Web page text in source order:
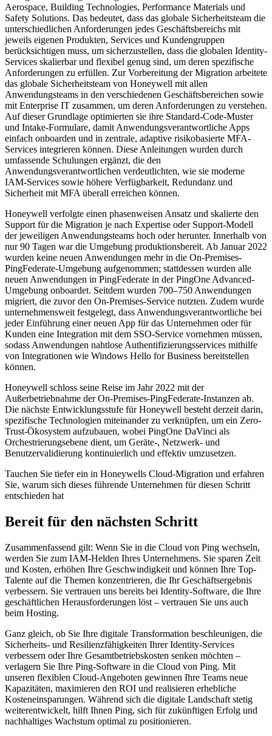
Aerospace, Building Technologies, Performance Materials und
Safety Solutions. Das bedeutet, dass das globale Sicherheitsteam die
unterschiedlichen Anforderungen jedes Geschäftsbereichs mit
jeweils eigenen Produkten, Services und Kundengruppen
berücksichtigen muss, um sicherzustellen, dass die globalen Identity-
Services skalierbar und flexibel genug sind, um deren spezifische
Anforderungen zu erfüllen. Zur Vorbereitung der Migration arbeitete
das globale Sicherheitsteam von Honeywell mit allen
Anwendungsteams in den verschiedenen Geschäftsbereichen sowie
mit Enterprise IT zusammen, um deren Anforderungen zu verstehen.
Auf dieser Grundlage optimierten sie ihre Standard-Code-Muster
und Intake-Formulare, damit Anwendungsverantwortliche Apps
einfach onboarden und in zentrale, adaptive risikobasierte MFA-
Services integrieren können. Diese Anleitungen wurden durch
umfassende Schulungen ergänzt, die den
Anwendungsverantwortlichen verdeutlichten, wie sie moderne
IAM-Services sowie höhere Verfügbarkeit, Redundanz und
Sicherheit mit MFA überall erreichen können.
Honeywell verfolgte einen phasenweisen Ansatz und skalierte den
Support für die Migration je nach Expertise oder Support-Modell
der jeweiligen Anwendungsteams hoch oder herunter. Innerhalb von
nur 90 Tagen war die Umgebung produktionsbereit. Ab Januar 2022
wurden keine neuen Anwendungen mehr in die On-Premises-
PingFederate-Umgebung aufgenommen; stattdessen wurden alle
neuen Anwendungen in PingFederate in der PingOne Advanced-
Umgebung onboardet. Seitdem wurden 700–750 Anwendungen
migriert, die zuvor den On-Premises-Service nutzten. Zudem wurde
unternehmensweit festgelegt, dass Anwendungsverantwortliche bei
jeder Einführung einer neuen App für das Unternehmen oder für
Kunden eine Integration mit dem SSO-Service vornehmen müssen,
sodass Anwendungen nahtlose Authentifizierungsservices mithilfe
von Integrationen wie Windows Hello for Business bereitstellen
können.
Honeywell schloss seine Reise im Jahr 2022 mit der
Außerbetriebnahme der On-Premises-PingFederate-Instanzen ab.
Die nächste Entwicklungsstufe für Honeywell besteht derzeit darin,
spezifische Technologien miteinander zu verknüpfen, um ein Zero-
Trust-Ökosystem aufzubauen, wobei PingOne DaVinci als
Orchestrierungsebene dient, um Geräte-, Netzwerk- und
Benutzervalidierung kontinuierlich und effektiv umzusetzen.
Tauchen Sie tiefer ein in Honeywells Cloud-Migration und erfahren
Sie, warum sich dieses führende Unternehmen für diesen Schritt
entschieden hat
Bereit für den nächsten Schritt
Zusammenfassend gilt: Wenn Sie in die Cloud von Ping wechseln,
werden Sie zum IAM-Helden Ihres Unternehmens. Sie sparen Zeit
und Kosten, erhöhen Ihre Geschwindigkeit und können Ihre Top-
Talente auf die Themen konzentrieren, die Ihr Geschäftsergebnis
verbessern. Sie vertrauen uns bereits bei Identity-Software, die Ihre
geschäftlichen Herausforderungen löst – vertrauen Sie uns auch
beim Hosting.
Ganz gleich, ob Sie Ihre digitale Transformation beschleunigen, die
Sicherheits- und Resilienzfähigkeiten Ihrer Identity-Services
verbessern oder Ihre Gesamtbetriebskosten senken möchten –
verlagern Sie Ihre Ping-Software in die Cloud von Ping. Mit
unseren flexiblen Cloud-Angeboten gewinnen Ihre Teams neue
Kapazitäten, maximieren den ROI und realisieren erhebliche
Kosteneinsparungen. Während sich die digitale Landschaft stetig
weiterentwickelt, hilft Ihnen Ping, sich für zukünftigen Erfolg und
nachhaltiges Wachstum optimal zu positionieren.